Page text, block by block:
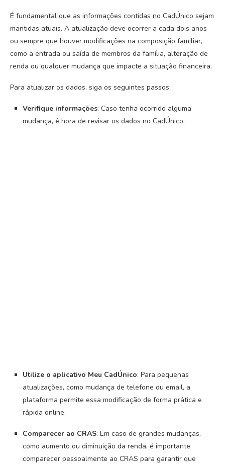
É fundamental que as informações contidas no CadÚnico sejam
mantidas atuais. A atualização deve ocorrer a cada dois anos
ou sempre que houver modificações na composição familiar,
como a entrada ou saída de membros da família, alteração de
renda ou qualquer mudança que impacte a situação financeira.
Para atualizar os dados, siga os seguintes passos:
Verifique informações: Caso tenha ocorrido alguma
mudança, é hora de revisar os dados no CadÚnico.
Utilize o aplicativo Meu CadÚnico: Para pequenas
atualizações, como mudança de telefone ou email, a
plataforma permite essa modificação de forma prática e
rápida online.
Comparecer ao CRAS: Em caso de grandes mudanças,
como aumento ou diminuição da renda, é importante
comparecer pessoalmente ao CRAS para garantir que